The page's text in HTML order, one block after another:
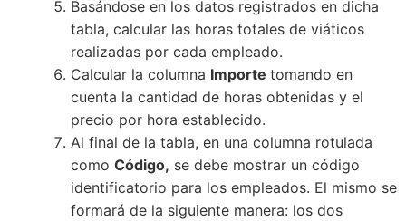
Basándose en los datos registrados en dicha
tabla, calcular las horas totales de viáticos
realizadas por cada empleado.
Calcular la columna Importe tomando en
cuenta la cantidad de horas obtenidas y el
precio por hora establecido.
Al final de la tabla, en una columna rotulada
como Código, se debe mostrar un código
identificatorio para los empleados. El mismo se
formará de la siguiente manera: los dos